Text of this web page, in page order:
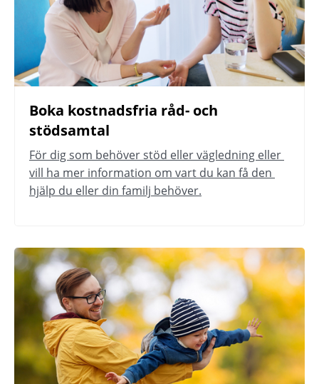
Boka kostnadsfria råd- och
stödsamtal
För dig som behöver stöd eller vägledning eller
vill ha mer information om vart du kan få den
hjälp du eller din familj behöver.